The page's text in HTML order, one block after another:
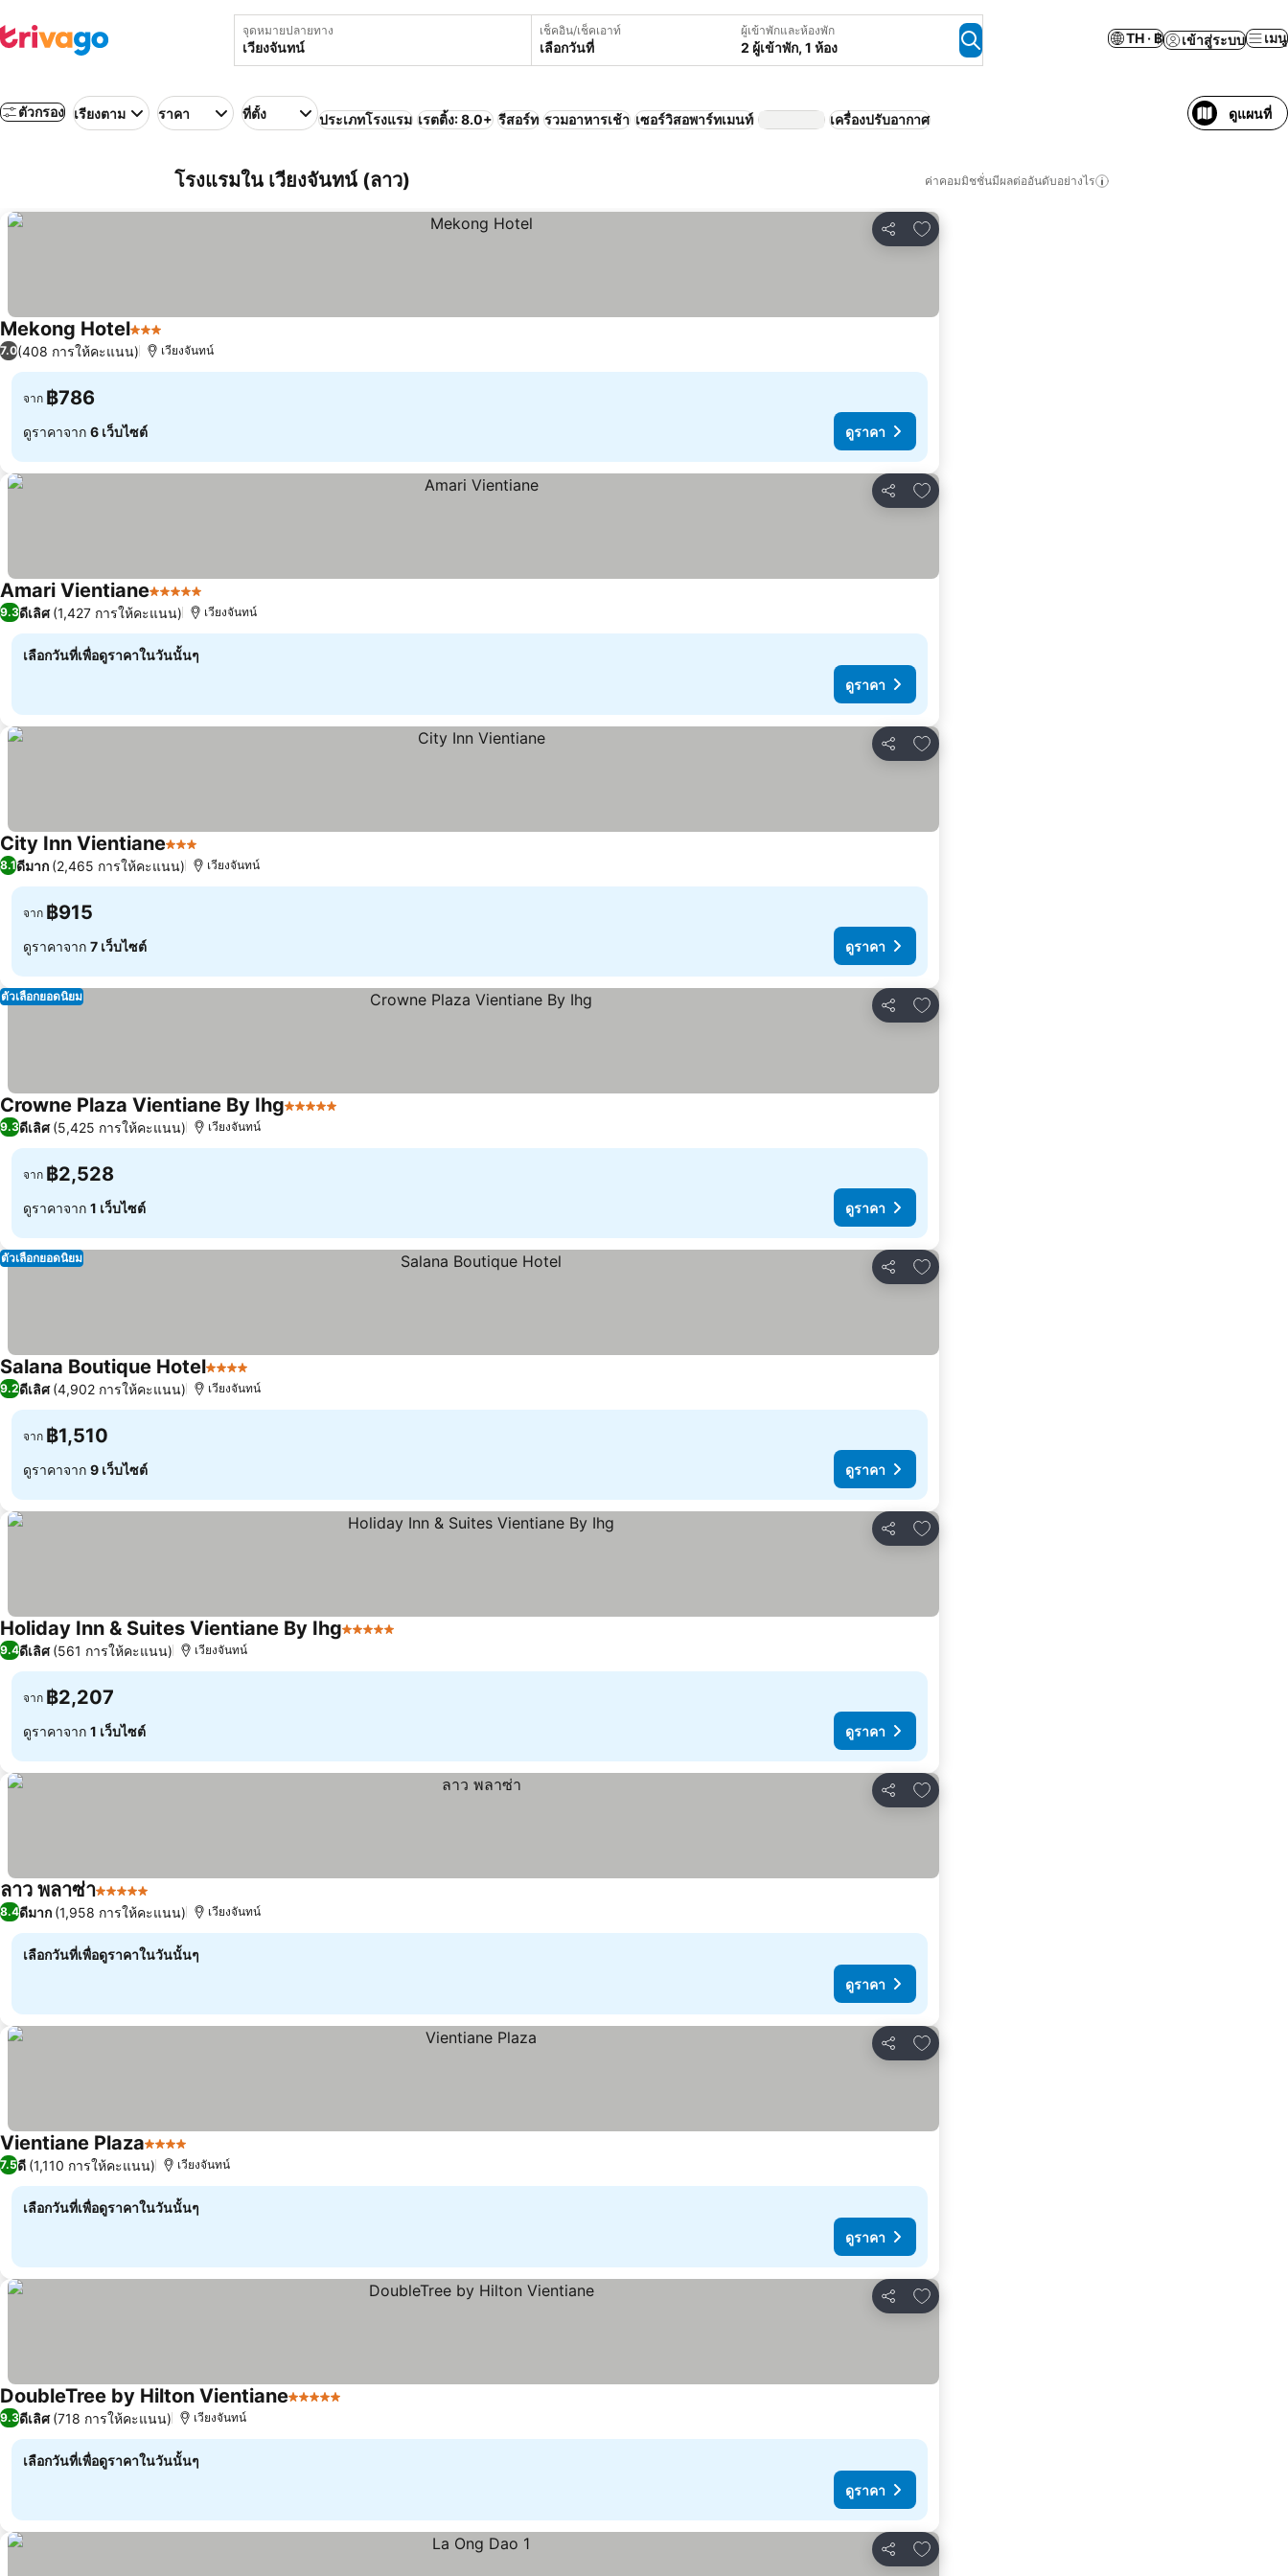
จุดหมายปลายทาง เช็คอิน/เช็คเอาท์
เลือกวันที่
ผู้เข้าพักและห้องพัก
2 ผู้เข้าพัก, 1 ห้อง
TH · ฿ เข้าสู่ระบบ เมนู
ตัวกรอง เรียงตาม ราคา ที่ตั้ง ประเภทโรงแรม เรตติ้ง: 8.0+ รีสอร์ท รวมอาหารเช้า เซอร์วิสอพาร์ทเมนท์ เครื่องปรับอากาศ ดูแผนที่
โรงแรมใน เวียงจันทน์ (ลาว) ค่าคอมมิชชั่นมีผลต่ออันดับอย่างไร
แชร์
เพิ่มในรายการโปรด
Mekong Hotel3 ดาวดูราคา
7.0(408 การให้คะแนน) เวียงจันทน์
จาก ฿786
ดูราคาจาก 6 เว็บไซต์ ดูราคา
แชร์
เพิ่มในรายการโปรด
Amari Vientiane5 ดาว ดูราคา
9.3ดีเลิศ (1,427 การให้คะแนน) เวียงจันทน์
เลือกวันที่เพื่อดูราคาในวันนั้นๆ
ดูราคา
แชร์
เพิ่มในรายการโปรด
City Inn Vientiane3 ดาวดูราคา
8.1ดีมาก (2,465 การให้คะแนน) เวียงจันทน์
จาก ฿915
ดูราคาจาก 7 เว็บไซต์ ดูราคา
แชร์
เพิ่มในรายการโปรด
ตัวเลือกยอดนิยม
Crowne Plaza Vientiane By Ihg5 ดาว
9.3ดีเลิศ (5,425 การให้คะแนน) เวียงจันทน์
จาก ฿2,528
ดูราคาจาก 1 เว็บไซต์ ดูราคา
แชร์
เพิ่มในรายการโปรด
ตัวเลือกยอดนิยม
Salana Boutique Hotel4 ดาว ดูราคา
9.2ดีเลิศ (4,902 การให้คะแนน) เวียงจันทน์
จาก ฿1,510
ดูราคาจาก 9 เว็บไซต์ ดูราคา
แชร์
เพิ่มในรายการโปรด
Holiday Inn & Suites Vientiane By Ihg5 ดาว
9.4ดีเลิศ (561 การให้คะแนน) เวียงจันทน์
จาก ฿2,207
ดูราคาจาก 1 เว็บไซต์ ดูราคา
แชร์
เพิ่มในรายการโปรด
ลาว พลาซ่า5 ดาว ดูราคา
8.4ดีมาก (1,958 การให้คะแนน) เวียงจันทน์
เลือกวันที่เพื่อดูราคาในวันนั้นๆ
ดูราคา
แชร์
เพิ่มในรายการโปรด
Vientiane Plaza4 ดาว ดูราคา
7.5ดี (1,110 การให้คะแนน) เวียงจันทน์
เลือกวันที่เพื่อดูราคาในวันนั้นๆ
ดูราคา
แชร์
เพิ่มในรายการโปรด
DoubleTree by Hilton Vientiane5 ดาว
9.3ดีเลิศ (718 การให้คะแนน) เวียงจันทน์
เลือกวันที่เพื่อดูราคาในวันนั้นๆ
ดูราคา
แชร์
เพิ่มในรายการโปรด